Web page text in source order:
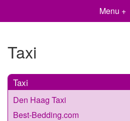
Menu +
Taxi
Taxi
Den Haag Taxi
Best-Bedding.com